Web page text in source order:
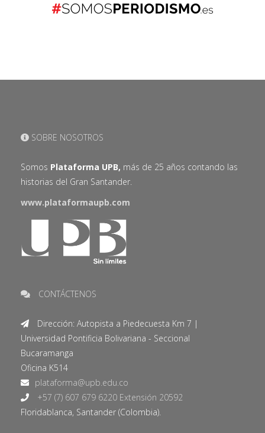
SOBRE NOSOTROS
Somos Plataforma UPB, más de 25 años contando las
historias del Gran Santander.
www.plataformaupb.com
CONTÁCTENOS
Dirección: Autopista a Piedecuesta Km 7 |
Universidad Pontificia Bolivariana - Seccional
Bucaramanga
Oficina K514
+57 (7) 607 679 6220 Extensión 20592
Floridablanca, Santander (Colombia).